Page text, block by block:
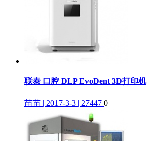
联泰 口腔 DLP EvoDent 3D打印机
苗苗 | 2017-3-3 | 27447 0